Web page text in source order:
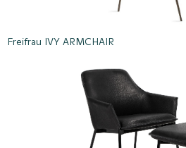
Freifrau IVY ARMCHAIR